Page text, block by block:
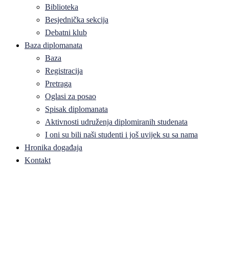
Biblioteka
Besjednička sekcija
Debatni klub
Baza diplomanata
Baza
Registracija
Pretraga
Oglasi za posao
Spisak diplomanata
Aktivnosti udruženja diplomiranih studenata
I oni su bili naši studenti i još uvijek su sa nama
Hronika događaja
Kontakt